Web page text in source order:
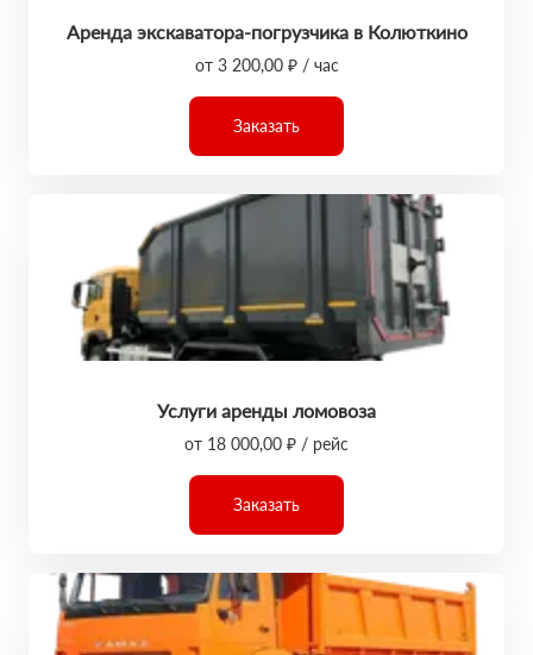
Аренда экскаватора-погрузчика в Колюткино
от 3 200,00 ₽ / час
Заказать
Услуги аренды ломовоза
от 18 000,00 ₽ / рейс
Заказать